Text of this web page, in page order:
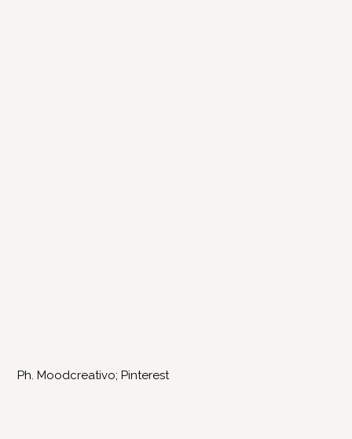
Ph. Moodcreativo; Pinterest